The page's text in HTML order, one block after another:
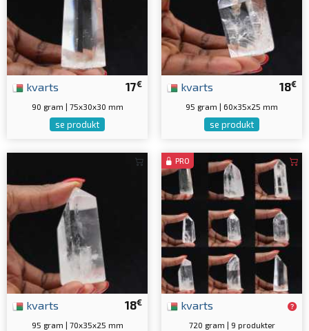
17€
kvarts
90 gram | 75x30x30 mm
se produkt
18€
kvarts
95 gram | 60x35x25 mm
se produkt
18€
kvarts
95 gram | 70x35x25 mm
PRO
kvarts
720 gram | 9 produkter